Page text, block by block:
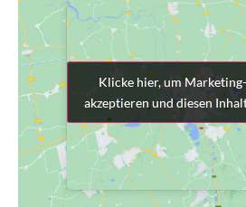
Klicke hier, um
akzeptieren und diesen
Klicke hier, um
akzeptieren und diesen